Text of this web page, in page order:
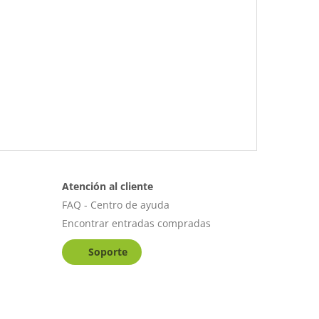
Atención al cliente
FAQ - Centro de ayuda
Encontrar entradas compradas
Soporte